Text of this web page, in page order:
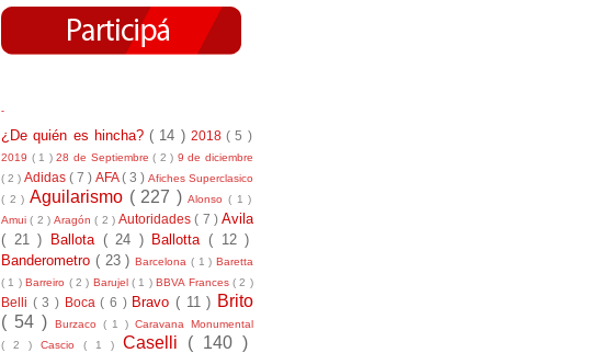
-
¿De quién es hincha?( 14 ) 2018( 5 )
2019 ( 1 )28 de Septiembre( 2 ) 9 de diciembre
( 2 ) Adidas ( 7 ) AFA( 3 ) Afiches Superclasico
( 2 ) Aguilarismo ( 227 )Alonso( 1 )
Amui( 2 ) Aragón( 2 ) Autoridades( 7 ) Avila
( 21 )
Ballota ( 24 ) Ballotta( 12 )
Banderometro ( 23 ) Barcelona ( 1 ) Baretta
( 1 )Barreiro ( 2 ) Barujel ( 1 )BBVA Frances ( 2 )
Belli ( 3 ) Boca( 6 ) Bravo( 11 ) Brito
( 54 )
Burzaco ( 1 )Caravana Monumental
( 2 ) Cascio ( 1 ) Caselli ( 140 )